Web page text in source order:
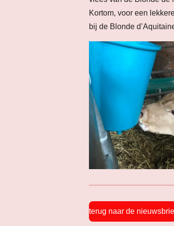
Kortom, voor een
bij de Blonde
terug naar de